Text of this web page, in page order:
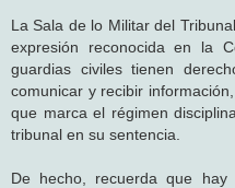
La Sala de lo Militar del
expresión reconocida en la
guardias civiles tienen
comunicar y recibir
que marca el régimen
tribunal en su sentencia.
De hecho, recuerda que hay